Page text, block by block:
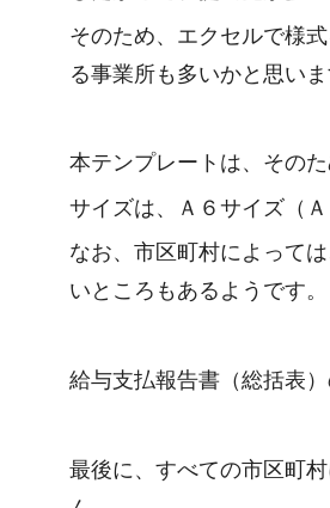
そのため、エクセルで様
る事業所も多いかと思いま
本テンプレートは、そのた
サイズは、Ａ６サイズ（
なお、市区町村によって
いところもあるようです。
給与支払報告書（総括表
最後に、すべての市区町